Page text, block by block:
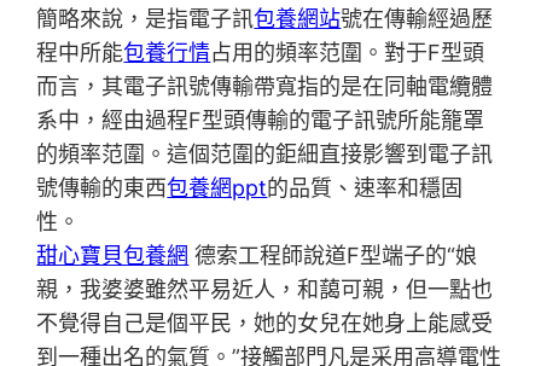
簡略來說，是指電子訊包養網站號在傳輸經過歷
程中所能包養行情占用的頻率范圍。對于F型頭
而言，其電子訊號傳輸帶寬指的是在同軸電纜體
系中，經由過程F型頭傳輸的電子訊號所能籠罩
的頻率范圍。這個范圍的鉅細直接影響到電子訊
號傳輸的東西包養網ppt的品質、速率和穩固
性。
甜心寶貝包養網 德索工程師說道F型端子的“娘
親，我婆婆雖然平易近人，和藹可親，但一點也
不覺得自己是個平民，她的女兒在她身上能感受
到一種出名的氣質。”接觸部門凡是采用高導電性